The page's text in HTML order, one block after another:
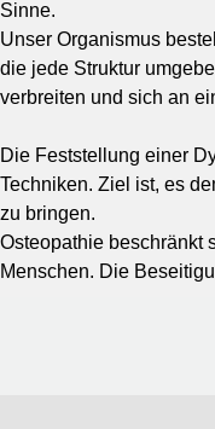
Sinne.
Unser Organismus
die jede Struktur
verbreiten und sich an
Die Feststellung einer
Techniken. Ziel ist, es
zu bringen.
Osteopathie beschränkt
Menschen. Die